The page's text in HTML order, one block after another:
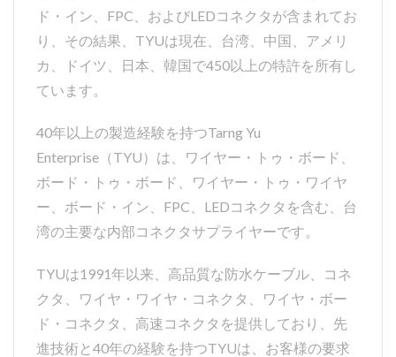
ド・イン、FPC、およびLEDコネクタが含まれてお
り、その結果、TYUは現在、台湾、中国、アメリ
カ、ドイツ、日本、韓国で450以上の特許を所有し
ています。
40年以上の製造経験を持つTarng Yu
Enterprise（TYU）は、ワイヤー・トゥ・ボード、
ボード・トゥ・ボード、ワイヤー・トゥ・ワイヤ
ー、ボード・イン、FPC、LEDコネクタを含む、台
湾の主要な内部コネクタサプライヤーです。
TYUは1991年以来、高品質な防水ケーブル、コネ
クタ、ワイヤ・ワイヤ・コネクタ、ワイヤ・ボー
ド・コネクタ、高速コネクタを提供しており、先
進技術と40年の経験を持つTYUは、お客様の要求